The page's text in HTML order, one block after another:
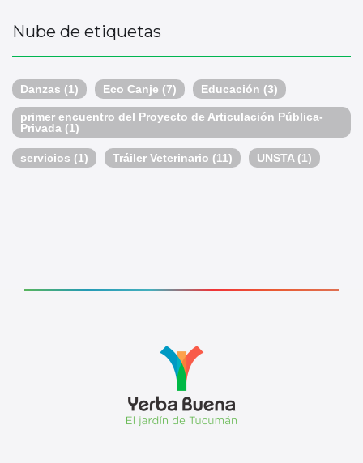
Nube de etiquetas
Danzas (1) Eco Canje (7) Educación (3)
primer encuentro del Proyecto de Articulación Pública-
Privada (1)
servicios (1) Tráiler Veterinario (11) UNSTA(1)